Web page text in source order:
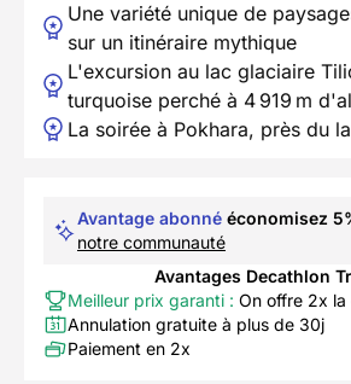
Une variété unique de
sur un itinéraire mythique
L'excursion au lac glaciaire
turquoise perché à 4 919 m
La soirée à Pokhara, près du
Avantage abonné économisez
notre communauté
Avantages Decathlon
Meilleur prix garanti : On offre 2x
Annulation gratuite à plus de 30j
Paiement en 2x